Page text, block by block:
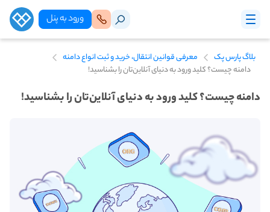
ورود‌ به‌ پنل
بلاگ پارس پک
معرفی قوانین انتقال، خرید و ثبت انواع دامنه
دامنه چیست؟ کلید ورود به دنیای آنلاین‌تان را بشناسید!
دامنه چیست؟ کلید ورود به دنیای آنلاین‌تان را بشناسید!